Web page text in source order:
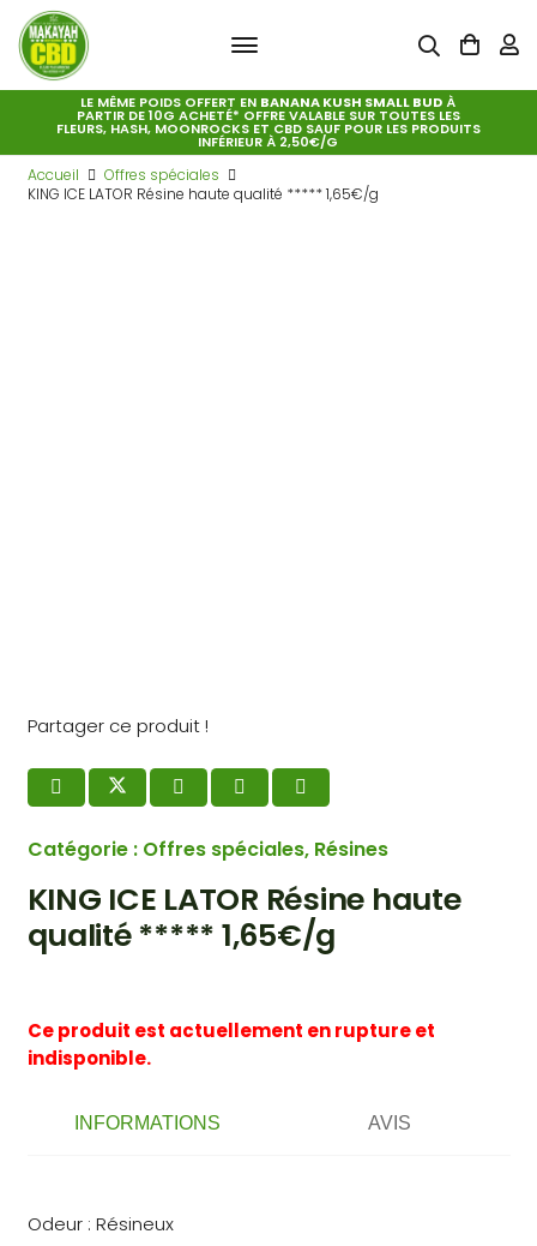
LE MÊME POIDS OFFERT EN BANANA KUSH SMALL BUDÀ
PARTIR DE 10G ACHETÉ* OFFRE VALABLE SUR TOUTES LES
FLEURS, HASH, MOONROCKS ET CBD SAUF POUR LES PRODUITS
INFÉRIEUR À 2,50€/G
Accueil
Offres spéciales
KING ICE LATOR Résine haute qualité ***** 1,65€/g
Partager ce produit !
Catégorie : Offres spéciales, Résines
KING ICE LATOR Résine haute
qualité ***** 1,65€/g
Ce produit est actuellement en rupture et
indisponible.
INFORMATIONS AVIS
Odeur : Résineux